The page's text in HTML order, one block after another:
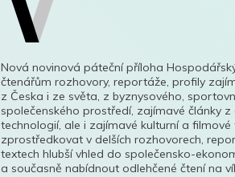
Nová novinová páteční příloha
čtenářům rozhovory, reportáže, profily
z Česka i ze světa, z byznysového,
společenského prostředí, zajímavé články
technologií, ale i zajímavé kulturní a filmové
zprostředkovat v delších rozhovorech,
textech hlubší vhled do společensko-
a současně nabídnout odlehčené čtení na